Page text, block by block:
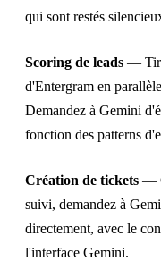
qui sont restés
Scoring de leads —
d'Entergram en
Demandez à Gemini
fonction des patterns
Création de tickets —
suivi, demandez à
directement, avec le
l'interface Gemini.